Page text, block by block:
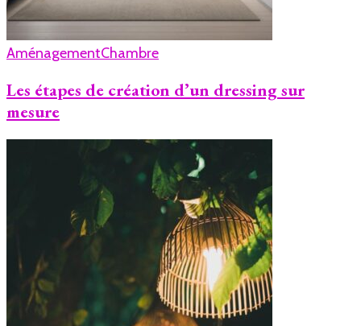
AménagementChambre
Les étapes de création d’un dressing sur
mesure